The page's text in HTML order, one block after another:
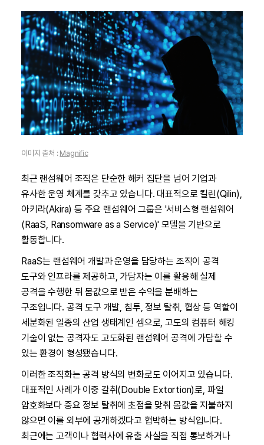
이미지 출처 : Magnific
최근 랜섬웨어 조직은 단순한 해커 집단을 넘어 기업과
유사한 운영 체계를 갖추고 있습니다. 대표적으로 킬린(Qilin),
아키라(Akira) 등 주요 랜섬웨어 그룹은 '서비스형 랜섬웨어
(RaaS, Ransomware as a Service)' 모델을 기반으로
활동합니다.
RaaS는 랜섬웨어 개발과 운영을 담당하는 조직이 공격
도구와 인프라를 제공하고, 가담자는 이를 활용해 실제
공격을 수행한 뒤 몸값으로 받은 수익을 분배하는
구조입니다. 공격 도구 개발, 침투, 정보 탈취, 협상 등 역할이
세분화된 일종의 산업 생태계인 셈으로, 고도의 컴퓨터 해킹
기술이 없는 공격자도 고도화된 랜섬웨어 공격에 가담할 수
있는 환경이 형성됐습니다.
이러한 조직화는 공격 방식의 변화로도 이어지고 있습니다.
대표적인 사례가 이중 갈취(Double Extortion)로, 파일
암호화보다 중요 정보 탈취에 초점을 맞춰 몸값을 지불하지
않으면 이를 외부에 공개하겠다고 협박하는 방식입니다.
최근에는 고객이나 협력사에 유출 사실을 직접 통보하거나